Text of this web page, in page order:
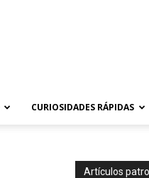
CURIOSIDADES RÁPIDAS
Artículos